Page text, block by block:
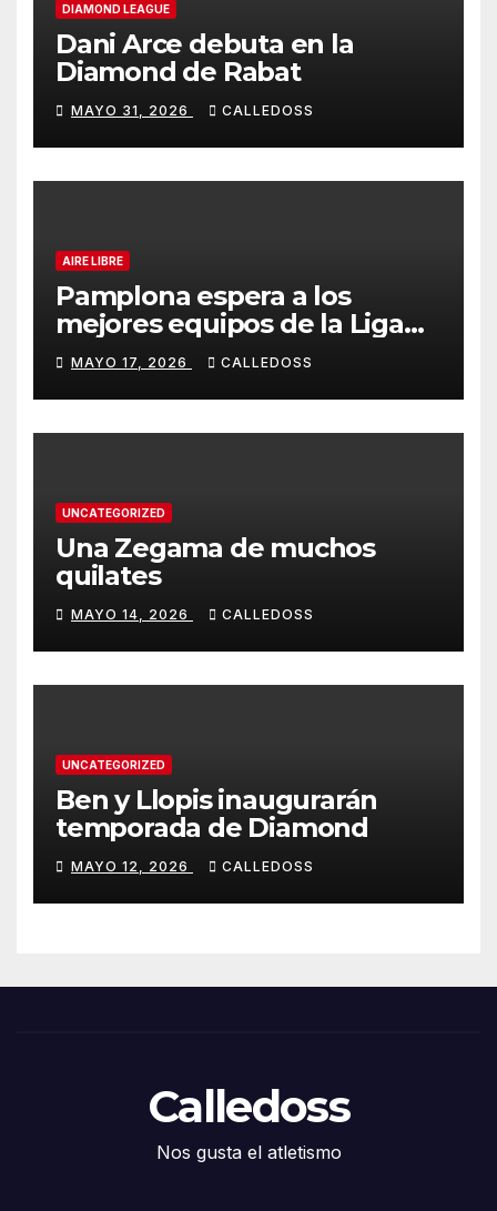
DIAMOND LEAGUE
Dani Arce debuta en la
Diamond de Rabat
MAYO 31, 2026 CALLEDOSS
AIRE LIBRE
Pamplona espera a los
mejores equipos de la Liga
Joma e Iberdrola
MAYO 17, 2026 CALLEDOSS
UNCATEGORIZED
Una Zegama de muchos
quilates
MAYO 14, 2026 CALLEDOSS
UNCATEGORIZED
Ben y Llopis inaugurarán
temporada de Diamond
MAYO 12, 2026 CALLEDOSS
Calledoss
Nos gusta el atletismo